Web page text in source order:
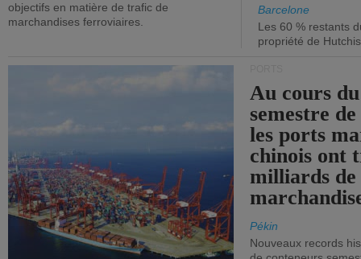
objectifs en matière de trafic de
marchandises ferroviaires.
Barcelone
Les 60 % restants
propriété de
Au cours
semestre
les ports
chinois ont
milliards de
Pékin
Nouveaux records